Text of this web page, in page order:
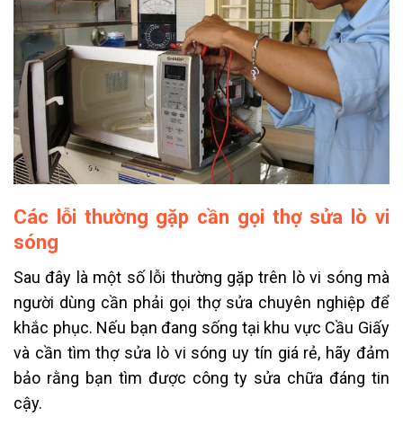
Các lỗi thường gặp cần gọi thợ sửa lò vi
sóng
Sau đây là một số lỗi thường gặp trên lò vi sóng mà
người dùng cần phải gọi thợ sửa chuyên nghiệp để
khắc phục. Nếu bạn đang sống tại khu vực Cầu Giấy
và cần tìm thợ sửa lò vi sóng uy tín giá rẻ, hãy đảm
bảo rằng bạn tìm được công ty sửa chữa đáng tin
cậy.